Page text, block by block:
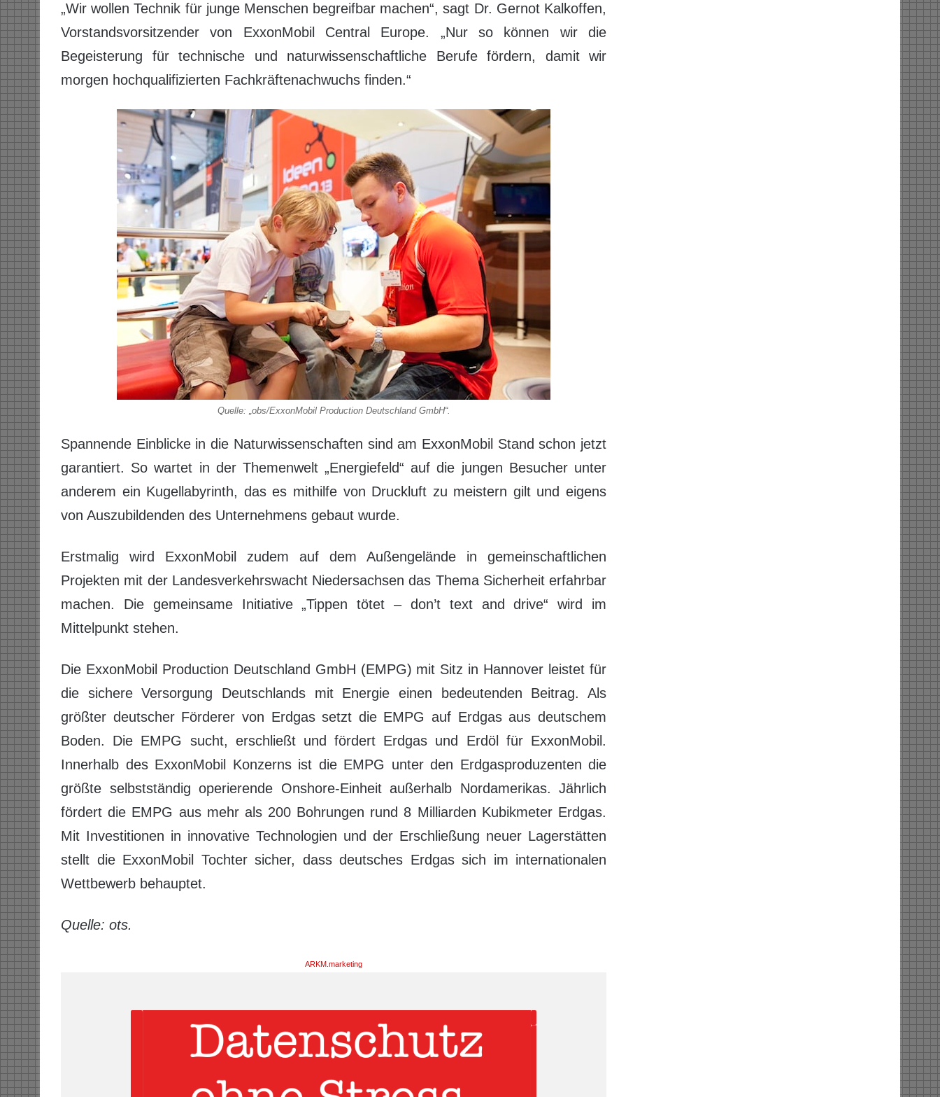
„Wir wollen Technik für junge Menschen begreifbar machen“, sagt Dr. Gernot Kalkoffen,
Vorstandsvorsitzender von ExxonMobil Central Europe. „Nur so können wir die
Begeisterung für technische und naturwissenschaftliche Berufe fördern, damit wir
morgen hochqualifizierten Fachkräftenachwuchs finden.“
Quelle: „obs/ExxonMobil Production Deutschland GmbH“.
Spannende Einblicke in die Naturwissenschaften sind am ExxonMobil Stand schon jetzt
garantiert. So wartet in der Themenwelt „Energiefeld“ auf die jungen Besucher unter
anderem ein Kugellabyrinth, das es mithilfe von Druckluft zu meistern gilt und eigens
von Auszubildenden des Unternehmens gebaut wurde.
Erstmalig wird ExxonMobil zudem auf dem Außengelände in gemeinschaftlichen
Projekten mit der Landesverkehrswacht Niedersachsen das Thema Sicherheit erfahrbar
machen. Die gemeinsame Initiative „Tippen tötet – don’t text and drive“ wird im
Mittelpunkt stehen.
Die ExxonMobil Production Deutschland GmbH (EMPG) mit Sitz in Hannover leistet für
die sichere Versorgung Deutschlands mit Energie einen bedeutenden Beitrag. Als
größter deutscher Förderer von Erdgas setzt die EMPG auf Erdgas aus deutschem
Boden. Die EMPG sucht, erschließt und fördert Erdgas und Erdöl für ExxonMobil.
Innerhalb des ExxonMobil Konzerns ist die EMPG unter den Erdgasproduzenten die
größte selbstständig operierende Onshore-Einheit außerhalb Nordamerikas. Jährlich
fördert die EMPG aus mehr als 200 Bohrungen rund 8 Milliarden Kubikmeter Erdgas.
Mit Investitionen in innovative Technologien und der Erschließung neuer Lagerstätten
stellt die ExxonMobil Tochter sicher, dass deutsches Erdgas sich im internationalen
Wettbewerb behauptet.
Quelle: ots.
ARKM.marketing